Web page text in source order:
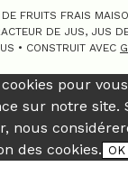
FRUITS FRAIS
DE JUS, JUS
• CONSTRUIT AVEC
pour
sur notre site.
nous
des cookies. OK